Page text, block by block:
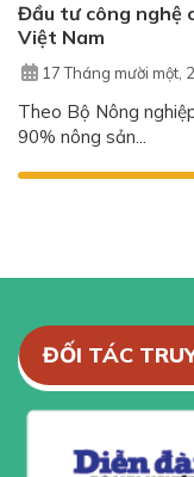
Đầu tư công nghệ
Việt Nam
17 Tháng mười một,
Theo Bộ Nông
90% nông sản...
ĐỐI TÁC